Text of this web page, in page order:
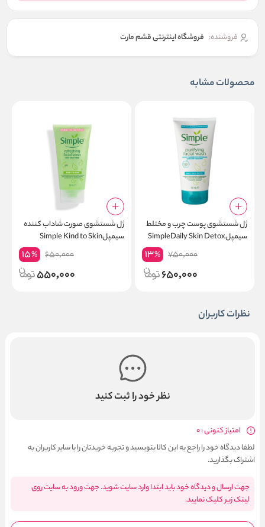
فروشنده: فروشگاه اینترنتی قشم مارت
محصولات مشابه
ژل شستشوی پوست چرب و مختلط
سیمپلSimpleDaily Skin Detox
750,000
13%
650,000
ژل شستشوی صورت شاداب کننده
سیمپلSimple Kind to Skin
Refreshing Facial Gel Wash
650,000
15%
550,000
نظرات کاربران
نظر خود را ثبت کنید
امتیاز کنونی : 0
لطفا دیدگاه خود را راجع به این کالا بنویسید و تجربه خریدتان را با سایر کاربران به
اشتراک بگذارید.
جهت ارسال و دیدگاه خود باید ابتدا وارد سایت شوید. جهت ورود به سایت روی
لینک زیر کلیک نمایید.